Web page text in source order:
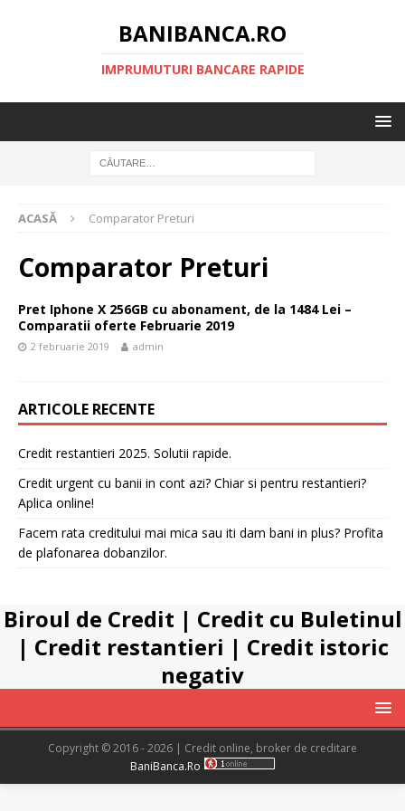
BANIBANCA.RO
IMPRUMUTURI BANCARE RAPIDE
ACASĂ Comparator Preturi
Comparator Preturi
Pret Iphone X 256GB cu abonament, de la 1484 Lei –
Comparatii oferte Februarie 2019
2 februarie 2019 admin
ARTICOLE RECENTE
Credit restantieri 2025. Solutii rapide.
Credit urgent cu banii in cont azi? Chiar si pentru restantieri?
Aplica online!
Facem rata creditului mai mica sau iti dam bani in plus? Profita
de plafonarea dobanzilor.
Biroul de Credit | Credit cu Buletinul
| Credit restantieri | Credit istoric
negativ
Copyright © 2016 - 2026 | Credit online, broker de creditare
BaniBanca.Ro